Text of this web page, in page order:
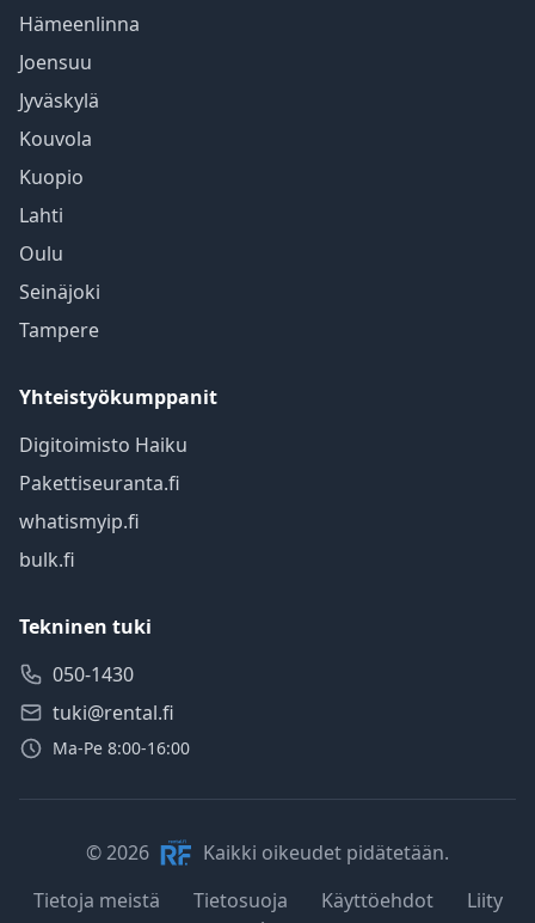
Hämeenlinna
Joensuu
Jyväskylä
Kouvola
Kuopio
Lahti
Oulu
Seinäjoki
Tampere
Yhteistyökumppanit
Digitoimisto Haiku
Pakettiseuranta.fi
whatismyip.fi
bulk.fi
Tekninen tuki
050-1430
tuki@rental.fi
Ma-Pe 8:00-16:00
© 2026
Kaikki oikeudet pidätetään.
Tietoja meistä
Tietosuoja Käyttöehdot
Liity